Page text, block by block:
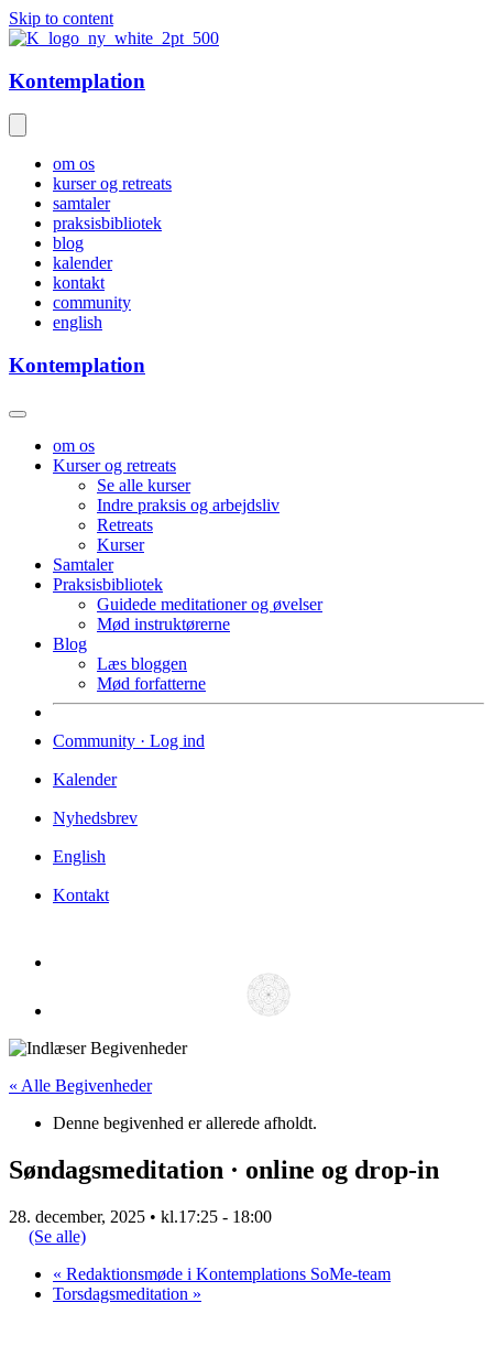
Skip to content
Kontemplation
om os
kurser og retreats
samtaler
praksisbibliotek
blog
kalender
kontakt
community
english
Kontemplation
om os
Kurser og retreats
Se alle kurser
Indre praksis og arbejdsliv
Retreats
Kurser
Samtaler
Praksisbibliotek
Guidede meditationer og øvelser
Mød instruktørerne
Blog
Læs bloggen
Mød forfatterne
Community · Log ind
Kalender
Nyhedsbrev
English
Kontakt
« Alle Begivenheder
Denne begivenhed er allerede afholdt.
Søndagsmeditation · online og drop-in
28. december, 2025 • kl.17:25 - 18:00
(Se alle)
« Redaktionsmøde i Kontemplations SoMe-team
Torsdagsmeditation »